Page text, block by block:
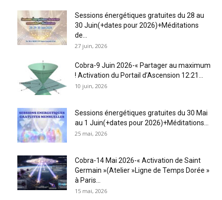
Sessions énergétiques gratuites du 28 au
30 Juin(+dates pour 2026)+Méditations
de...
27 juin, 2026
Cobra-9 Juin 2026-« Partager au maximum
! Activation du Portail d’Ascension 12:21...
10 juin, 2026
Sessions énergétiques gratuites du 30 Mai
au 1 Juin(+dates pour 2026)+Méditations...
25 mai, 2026
Cobra-14 Mai 2026-« Activation de Saint
Germain »(Atelier »Ligne de Temps Dorée »
à Paris...
15 mai, 2026